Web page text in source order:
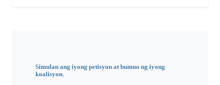
Simulan ang iyong petisyon at bumuo ng iyong
koalisyon.